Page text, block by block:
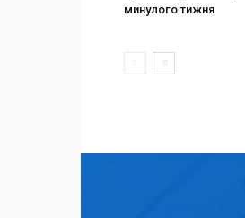
минулого тижня